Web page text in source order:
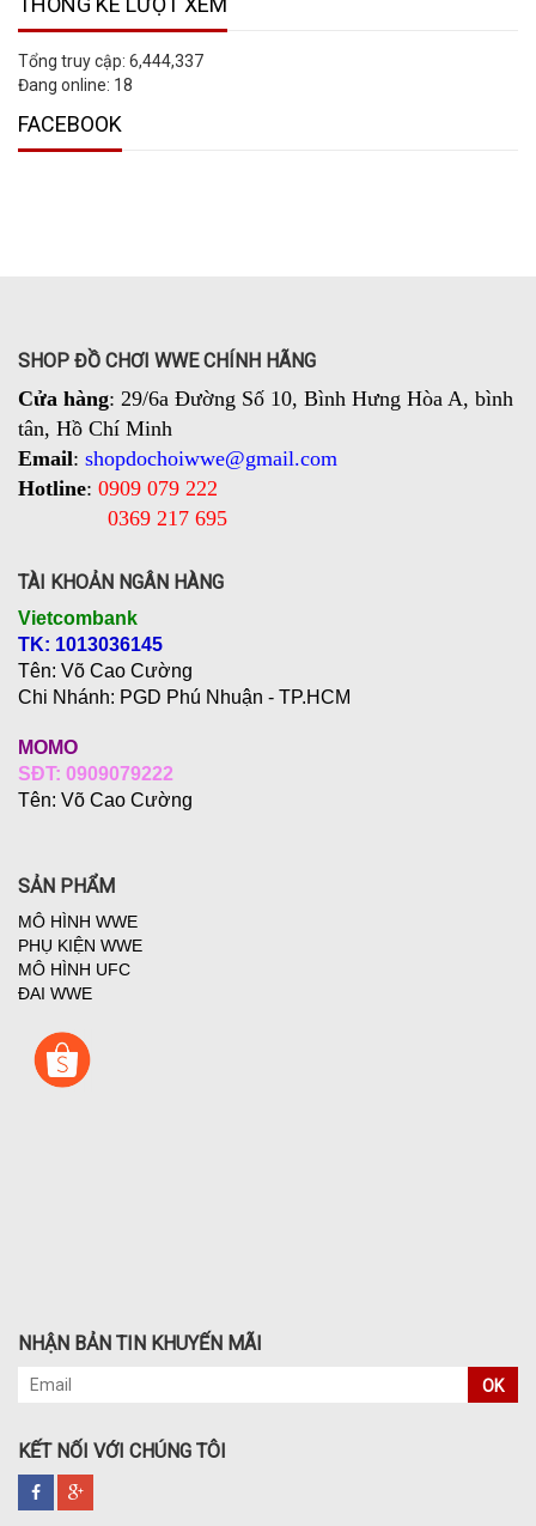
Tổng truy cập: 6,444,337
Đang online: 18
FACEBOOK
SHOP ĐỒ CHƠI WWE CHÍNH HÃNG
Cửa hàng: 29/6a Đường Số 10, Bình Hưng Hòa A, bình
tân, Hồ Chí Minh
Email: shopdochoiwwe@gmail.com
Hotline: 0909 079 222
0369 217 695
TÀI KHOẢN NGÂN HÀNG
Vietcombank
TK: 1013036145
Tên: Võ Cao Cường
Chi Nhánh: PGD Phú Nhuận - TP.HCM
MOMO
SĐT: 0909079222
Tên: Võ Cao Cường
SẢN PHẨM
MÔ HÌNH WWE
PHỤ KIỆN WWE
MÔ HÌNH UFC
ĐAI WWE
NHẬN BẢN TIN KHUYẾN MÃI
OK
KẾT NỐI VỚI CHÚNG TÔI